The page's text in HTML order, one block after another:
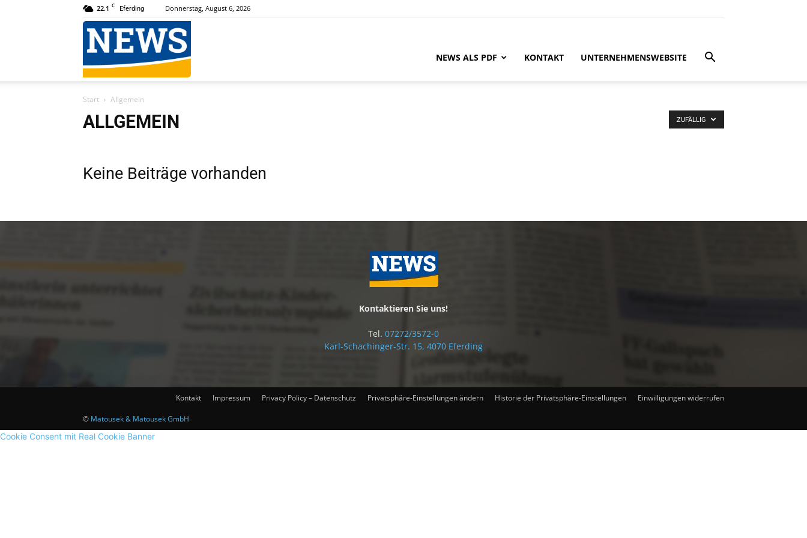
22.1 C Eferding Donnerstag, August 6, 2026
NEWS ALS PDF KONTAKT UNTERNEHMENSWEBSITE
Start Allgemein
ALLGEMEIN ZUFÄLLIG
Keine Beiträge vorhanden
Kontaktieren Sie uns!
Tel. 07272/3572-0
Karl-Schachinger-Str. 15, 4070 Eferding
Kontakt Impressum Privacy Policy – Datenschutz Privatsphäre-Einstellungen ändern Historie der Privatsphäre-Einstellungen Einwilligungen widerrufen
© Matousek & Matousek GmbH
Cookie Consent mit Real Cookie Banner